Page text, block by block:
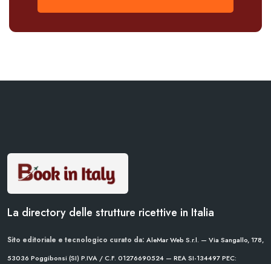
La directory delle strutture ricettive in Italia
Sito editoriale e tecnologico curato da: AleMar Web S.r.l. — Via Sangallo, 178,
53036 Poggibonsi (SI) P.IVA / C.F. 01276690524 — REA SI-134497PEC: